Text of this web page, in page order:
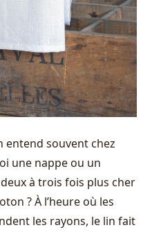
entend souvent chez
une nappe ou un
à trois fois plus cher
? À l’heure où les
les rayons, le lin fait